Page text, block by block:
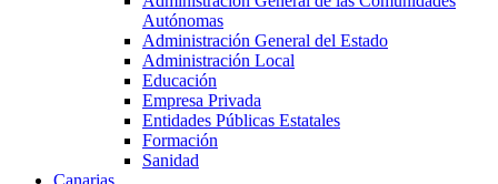
Autónomas
Administración General del Estado
Administración Local
Educación
Empresa Privada
Entidades Públicas Estatales
Formación
Sanidad